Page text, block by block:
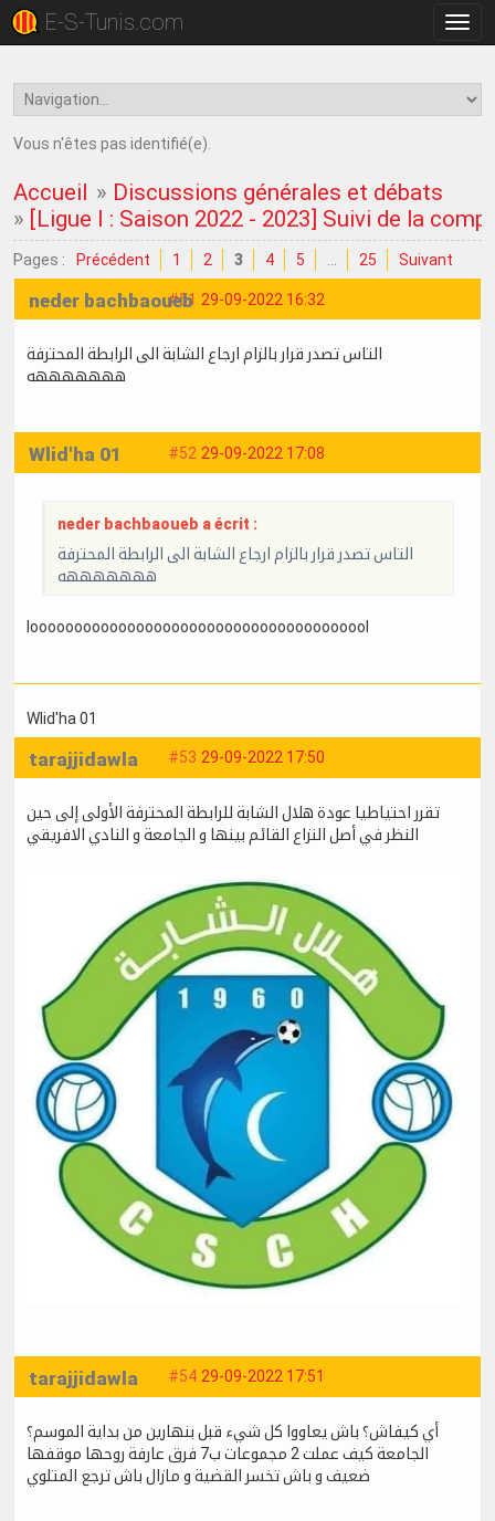
la
E-S-Tunis.com
Vous n'êtes pas identifié(e).
Accueil » Discussions générales et débats
» [Ligue I : Saison 2022 - 2023] Suivi de la
Pages : Précédent 1 2 3 4 5 25 Suivant
#51 29-09-2022 16:32
neder bachbaoueb
التاس تصدر قرار بالزام ارجاع الشابة الى الرابطة المحترفة
هههههههه
#52 29-09-2022 17:08
Wlid'ha 01
neder bachbaoueb a écrit :
التاس تصدر قرار بالزام ارجاع الشابة الى الرابطة المحترفة
هههههههه
looooooooooooooooooooooooooooooooooooool
Wlid'ha 01
#53 29-09-2022 17:50
tarajjidawla
تقرر احتياطيا عودة هلال الشابة للرابطة المحترفة الأولى إلى حين
النظر في أصل النزاع القائم بينها و الجامعة و النادي الافريقي
#54 29-09-2022 17:51
tarajjidawla
أي كيفاش؟ باش يعاووا كل شيء قبل بنهارين من بداية الموسم؟
الجامعة كيف عملت 2 مجموعات ب7 فرق عارفة روحها موقفها
ضعيف و باش تخسر القضية و مازال باش ترجع المتلوي